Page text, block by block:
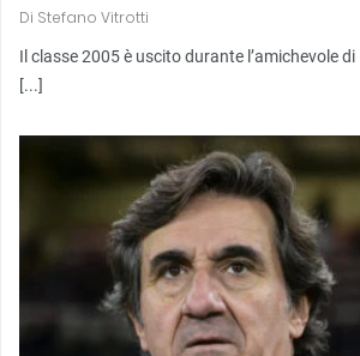
Di Stefano Vitrotti
Il classe 2005 è uscito durante l’amichevole
[...]